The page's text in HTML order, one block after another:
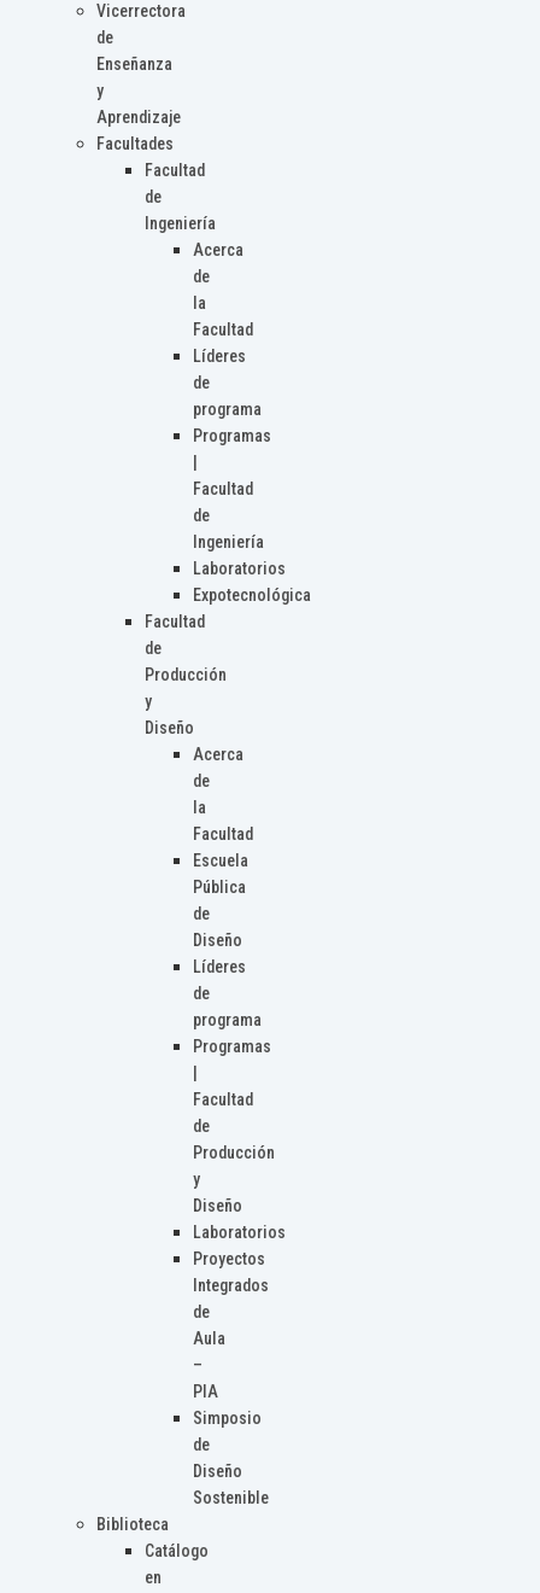
Vicerrectora
de
Enseñanza
y
Aprendizaje
Facultades
Facultad
de
Ingeniería
Acerca
de
la
Facultad
Líderes
de
programa
Programas
Facultad
de
Ingeniería
Laboratorios
Expotecnológica
Facultad
de
Producción
y
Diseño
Acerca
de
la
Facultad
Escuela
Pública
de
Diseño
Líderes
de
programa
Programas
Facultad
de
Producción
y
Diseño
Laboratorios
Proyectos
Integrados
de
Aula
–
PIA
Simposio
de
Diseño
Sostenible
Biblioteca
Catálogo
en